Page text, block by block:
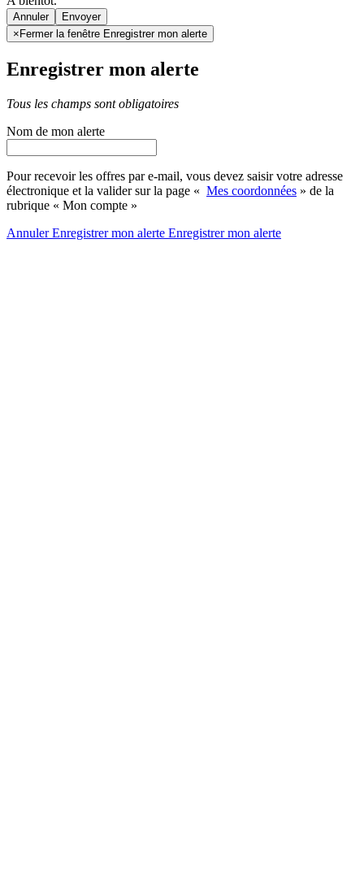
Annuler
× Fermer la fenêtre Enregistrer mon alerte
Enregistrer mon alerte
Tous les champs sont obligatoires
Nom de mon alerte
Pour recevoir les offres par e-mail, vous devez saisir votre adresse
électronique et la valider sur la page « Mes coordonnées » de la
rubrique « Mon compte »
AnnulerEnregistrer mon alerte Enregistrermon alerte